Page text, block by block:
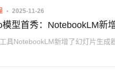
2025-11-26
型首秀：NotebookLM新
具NotebookLM新增了幻灯片生